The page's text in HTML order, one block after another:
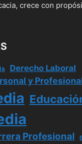
crece con
Derecho Laboral
y
Profesional